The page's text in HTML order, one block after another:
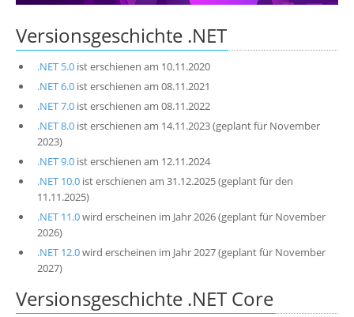
Suche
Versionsgeschichte .NET
.NET 5.0ist erschienen am 10.11.2020
.NET 6.0ist erschienen am 08.11.2021
.NET 7.0ist erschienen am 08.11.2022
.NET 8.0ist erschienen am 14.11.2023 (geplant für November
2023)
.NET 9.0ist erschienen am 12.11.2024
.NET 10.0ist erschienen am 31.12.2025 (geplant für den
11.11.2025)
.NET 11.0wird erscheinen im Jahr 2026 (geplant für November
2026)
.NET 12.0wird erscheinen im Jahr 2027 (geplant für November
2027)
Versionsgeschichte .NET Core